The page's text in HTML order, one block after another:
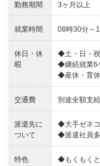
勤務期間 3ヶ月以上
就業時間 08時30分～
休日・休
暇
◆土・日・
◆継続就業6
◆産休・育
交通費 別途全額支給
派遣先に
ついて
◆大手ゼネ
◆派遣社員多
特色 ◆もくもく